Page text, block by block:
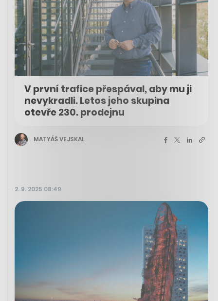
V první trafice přespával, aby mu ji
nevykradli. Letos jeho skupina
otevře 230. prodejnu
MATYÁŠ VEJSKAL
2. 9. 2025 08:49